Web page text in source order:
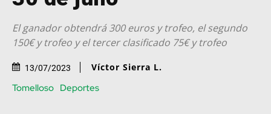
El ganador obtendrá 300 euros y trofeo, el segundo
150€ y trofeo y el tercer clasificado 75€ y trofeo
13/07/2023 Víctor Sierra L.
Tomelloso Deportes